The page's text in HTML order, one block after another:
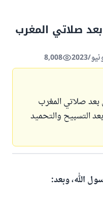
صلاتي المغرب
8,008
صلاتي المغرب
التسبيح والتحميد
الله، وبعد: